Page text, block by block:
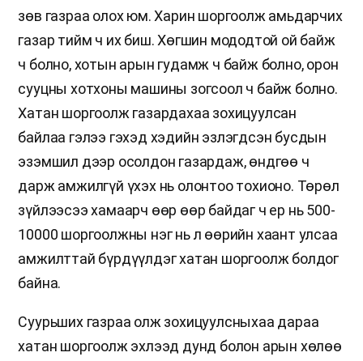
зөв газраа олох юм. Харин шоргоолж амьдарчих
газар тийм ч их биш. Хөгшин мододтой ой байж
ч болно, хотын арын гудамж ч байж болно, орон
сууцны хотхоны машины зогсоол ч байж болно.
Хатан шоргоолж газардахаа зохицуулсан
байлаа гэлээ гэхэд хэдийн эзлэгдсэн бусдын
эзэмшил дээр осолдон газардаж, өндгөө ч
дарж амжилгүй үхэх нь олонтоо тохионо. Төрөл
зүйлээсээ хамаарч өөр өөр байдаг ч ер нь 500-
10000 шоргоолжны нэг нь л өөрийн хаант улсаа
амжилттай бүрдүүлдэг хатан шоргоолж болдог
байна.
Суурьших газраа олж зохицуулсныхаа дараа
хатан шоргоолж эхлээд дунд болон арын хөлөө